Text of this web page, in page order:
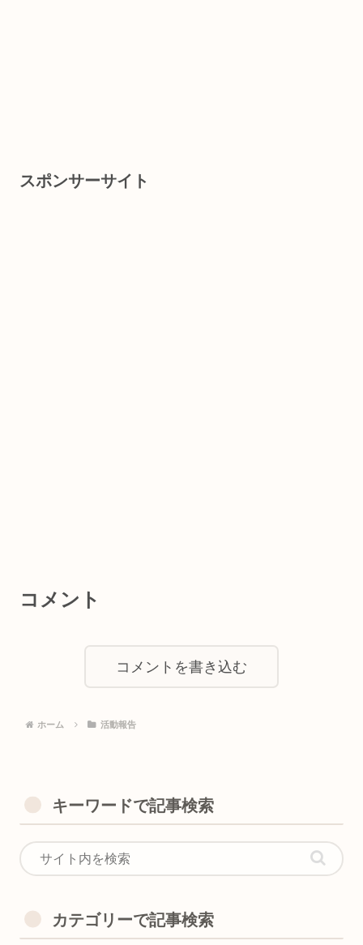
スポンサーサイト
コメント
コメントを書き込む
ホーム 活動報告
キーワードで記事検索
カテゴリーで記事検索